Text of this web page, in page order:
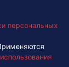
персональных